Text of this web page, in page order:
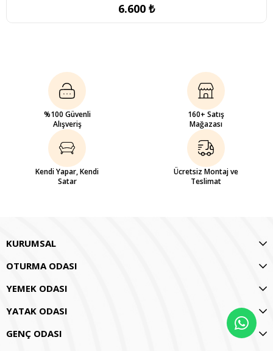
6.600 ₺
%100 Güvenli
Alışveriş
160+ Satış
Mağazası
Kendi Yapar, Kendi
Satar
Ücretsiz Montaj ve
Teslimat
KURUMSAL
OTURMA ODASI
YEMEK ODASI
YATAK ODASI
GENÇ ODASI